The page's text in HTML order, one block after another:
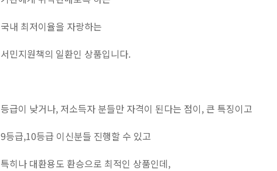
국내 최저이율을 자랑하는
서민지원책의 일환인 상품입니다.
등급이 낮거나, 저소득자 분들만 자격이 된다는 점이, 큰 특징이고
9등급,10등급 이신분들 진행할 수 있고
특히나 대환용도 환승으로 최적인 상품인데,